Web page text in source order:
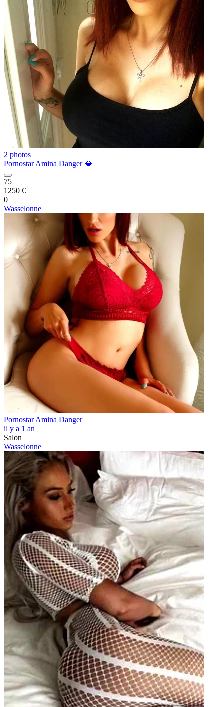
2 photos
Pornostar Amina Danger 🫦
75
1250 €
0
Wasselonne
Pornostar Amina Danger
il y a 1 an
Salon
Wasselonne